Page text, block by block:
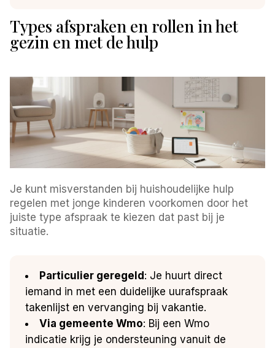
Types afspraken en rollen in het
gezin en met de hulp
Je kunt misverstanden bij huishoudelijke hulp
regelen met jonge kinderen voorkomen door het
juiste type afspraak te kiezen dat past bij je
situatie.
Particulier geregeld: Je huurt direct
iemand in met een duidelijke uurafspraak
takenlijst en vervanging bij vakantie.
Via gemeente Wmo: Bij een Wmo
indicatie krijg je ondersteuning vanuit de